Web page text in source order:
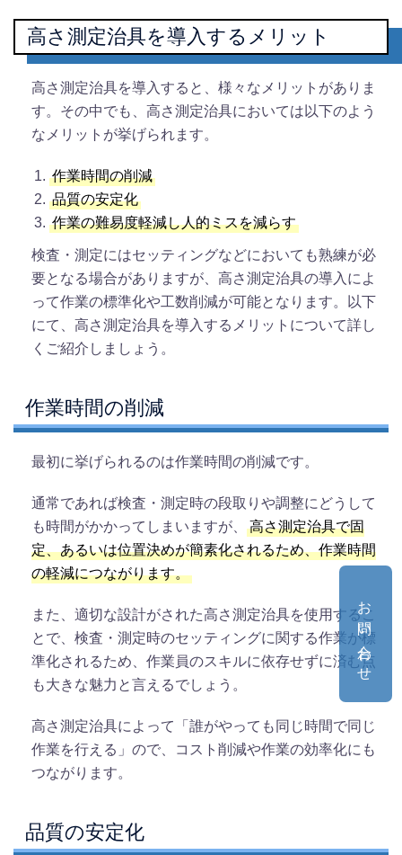
お問い合わせ
高さ測定治具を導入するメリット
高さ測定治具を導入すると、様々なメリットがありま
す。その中でも、高さ測定治具においては以下のよう
なメリットが挙げられます。
作業時間の削減
品質の安定化
作業の難易度軽減し人的ミスを減らす
検査・測定にはセッティングなどにおいても熟練が必
要となる場合がありますが、高さ測定治具の導入によ
って作業の標準化や工数削減が可能となります。以下
にて、高さ測定治具を導入するメリットについて詳し
くご紹介しましょう。
作業時間の削減
最初に挙げられるのは作業時間の削減です。
通常であれば検査・測定時の段取りや調整にどうして
も時間がかかってしまいますが、
高さ測定治具で固
定、あるいは位置決めが簡素化されるため、作業時間
の軽減につながります。
また、適切な設計がされた高さ測定治具を使用するこ
とで、検査・測定時のセッティングに関する作業が標
準化されるため、作業員のスキルに依存せずに済む点
も大きな魅力と言えるでしょう。
高さ測定治具によって「誰がやっても同じ時間で同じ
作業を行える」ので、コスト削減や作業の効率化にも
つながります。
品質の安定化